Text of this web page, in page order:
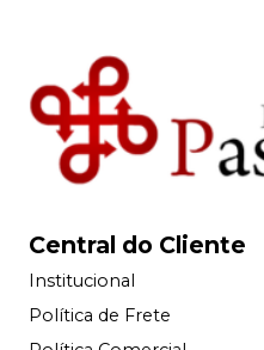
Central do Cliente
Institucional
Política de Frete